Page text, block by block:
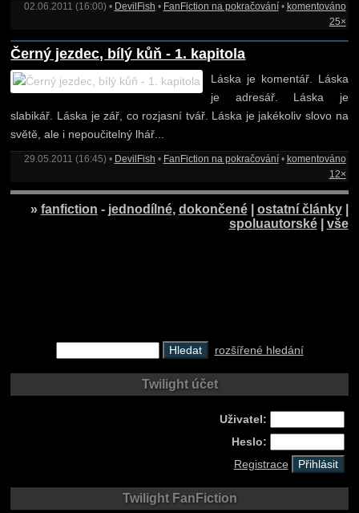
02.06.2011 (16:00) • DevilFish • FanFiction na pokračování• komentováno
25×
Černý jezdec, bílý kůň - 1. kapitola
Láska je komentář. Láska
je adresář. Láska je
slabikář. Láska je zář, co rozjasní tvář. Láska je jakékoliv slovo na
světě, ale i nepoučitelný lhář...
29.05.2011 (16:45) • DevilFish • FanFiction na pokračování• komentováno
12×
» fanfiction - jednodílné, dokončené| ostatní články|
spoluautorské| vše
rozšířené hledání
Twilight účet
Uživatel:
Heslo:
Registrace
Twilight FanFiction